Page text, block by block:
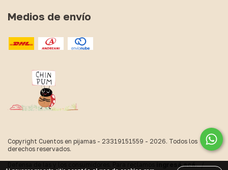
Medios de envío
Copyright Cuentos en pijamas - 23319151559 - 2026. Todos los
derechos reservados.
ingresá acá. /